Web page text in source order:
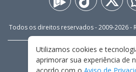
Todos os direitos reservados - 2009-2026-
FALE CONOSCO
TERMOS E CONDIÇÕES
Utilizamos cookies e
aprimorar sua experiência de